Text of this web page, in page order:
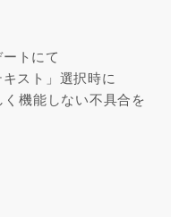
トにて
スト」選択時に
機能しない不具合を